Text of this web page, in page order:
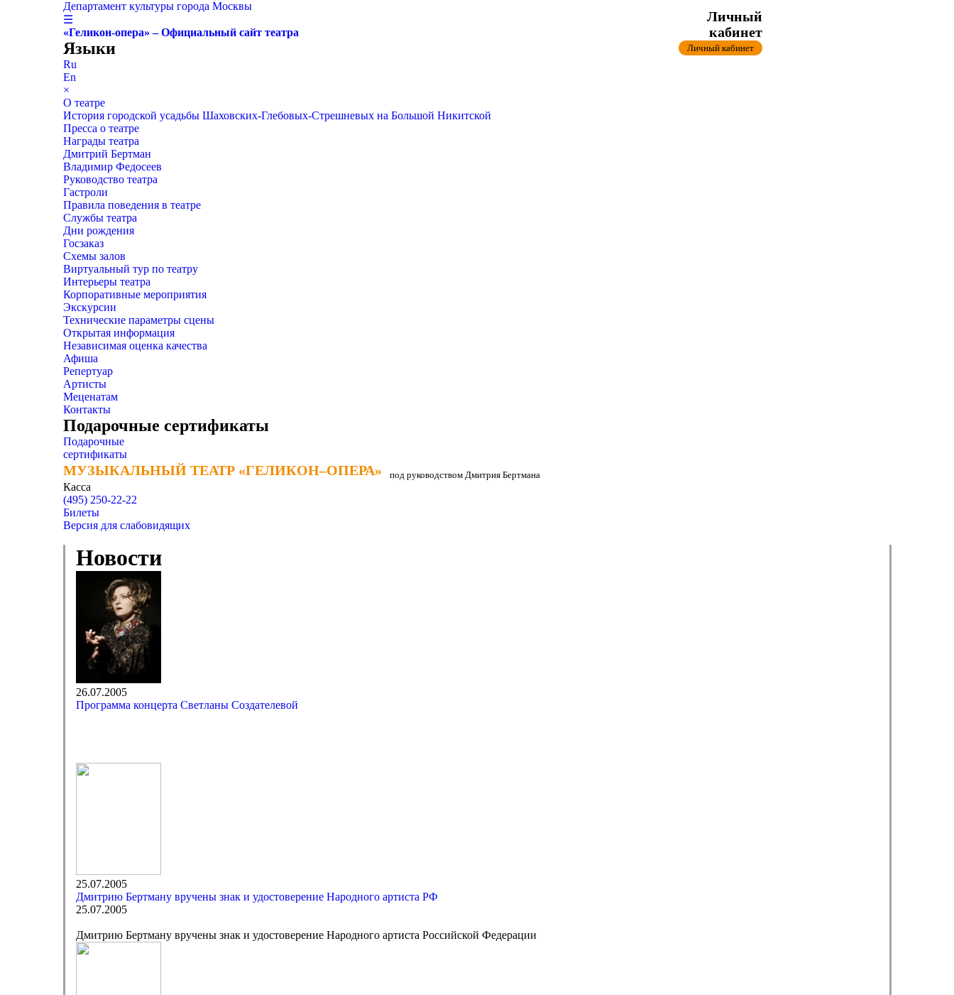
Департамент культуры города Москвы
☰
«Геликон-опера» – Официальный сайт театра
Языки
Ru
En
×
О театре
История городской усадьбы Шаховских-Глебовых-Стрешневых на Большой Никитской
Пресса о театре
Награды театра
Дмитрий Бертман
Владимир Федосеев
Руководство театра
Гастроли
Правила поведения в театре
Службы театра
Дни рождения
Госзаказ
Схемы залов
Виртуальный тур по театру
Интерьеры театра
Корпоративные мероприятия
Экскурсии
Технические параметры сцены
Открытая информация
Независимая оценка качества
Афиша
Репертуар
Артисты
Меценатам
Контакты
Подарочные сертификаты
Подарочные
сертификаты
МУЗЫКАЛЬНЫЙ ТЕАТР «ГЕЛИКОН–ОПЕРА»
МУЗЫКАЛЬНЫЙ ТЕАТР «ГЕЛИКОН–ОПЕРА» под руководством Дмитрия Бертмана
Касса
(495) 250-22-22
Личный
кабинет
Личный кабинет
Билеты
Версия для слабовидящих
Новости
26.07.2005
Программа концерта Светланы Создателевой
25.07.2005
Дмитрию Бертману вручены знак и удостоверение Народного артиста РФ
25.07.2005
Дмитрию Бертману вручены знак и удостоверение Народного артиста Российской Федерации